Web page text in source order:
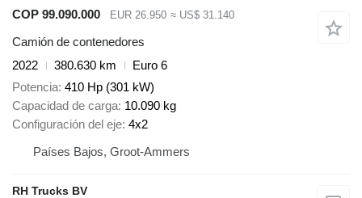
COP 99.090.000 EUR 26.950 ≈ US$ 31.140
Camión de contenedores
2022
380.630 km
Euro 6
Potencia 410 Hp (301 kW)
Capacidad de carga 10.090 kg
Configuración del eje 4x2
Países Bajos, Groot-Ammers
RH Trucks BV